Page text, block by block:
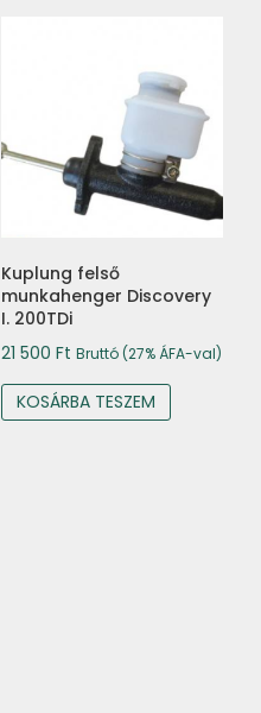
Kuplung felső
munkahenger Discovery
I. 200TDi
21 500Ft Bruttó (27% ÁFA-val)
KOSÁRBA TESZEM